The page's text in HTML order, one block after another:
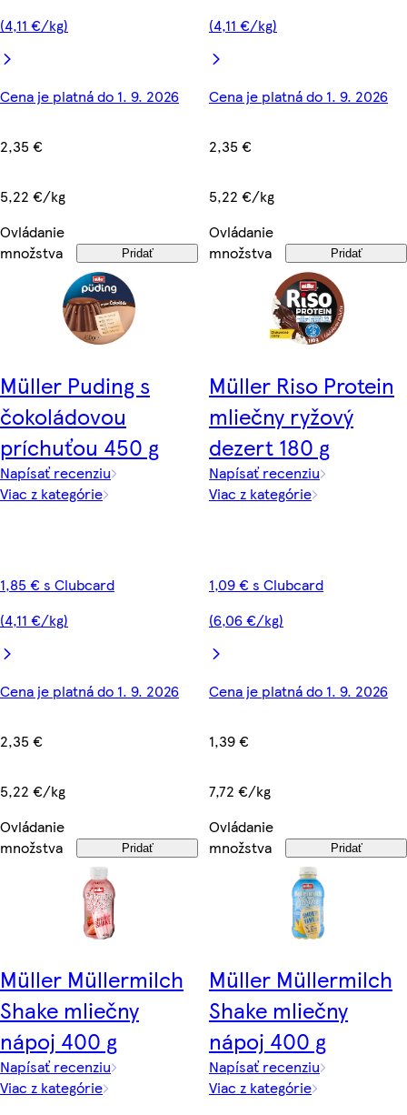
(4,11 €/kg)
Cena je platná do 1. 9. 2026
2,35 €
5,22 €/kg
Ovládanie
množstva
Pridať
(4,11 €/kg)
Cena je platná do 1. 9. 2026
2,35 €
5,22 €/kg
Ovládanie
množstva
Pridať
Müller Puding s
čokoládovou
príchuťou 450 g
Napísať recenziu
Viac z kategórie
1,85 € s Clubcard
(4,11 €/kg)
Cena je platná do 1. 9. 2026
2,35 €
5,22 €/kg
Ovládanie
množstva
Pridať
Müller Riso Protein
mliečny ryžový
dezert 180 g
Napísať recenziu
Viac z kategórie
1,09 € s Clubcard
(6,06 €/kg)
Cena je platná do 1. 9. 2026
1,39 €
7,72 €/kg
Ovládanie
množstva
Pridať
Müller Müllermilch
Shake mliečny
nápoj 400 g
Napísať recenziu
Viac z kategórie
Müller Müllermilch
Shake mliečny
nápoj 400 g
Napísať recenziu
Viac z kategórie